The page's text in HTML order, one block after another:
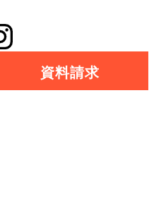
資料請求